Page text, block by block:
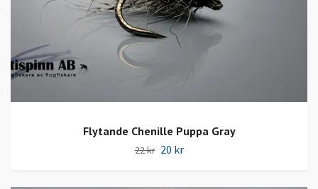
Flytande Chenille Puppa Gray
22 kr 20 kr